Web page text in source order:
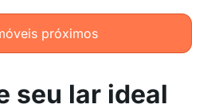
próximos
seu lar ideal